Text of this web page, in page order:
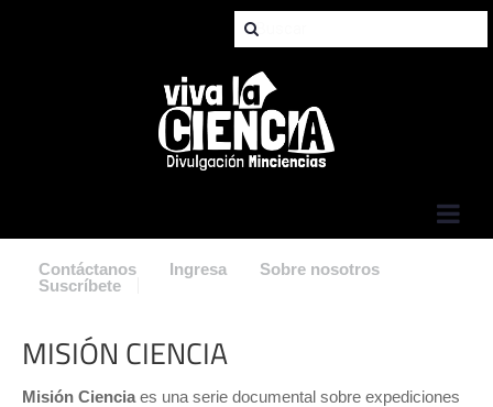
Contáctanos Ingresa
Sobre nosotros
Suscríbete
MISIÓN CIENCIA
Misión Ciencia es una serie documental sobre expediciones